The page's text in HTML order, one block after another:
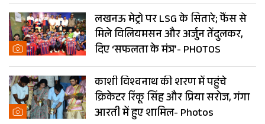
लखनऊ मेट्रो पर LSG के सितारे; फैंस से
मिले विलियमसन और अर्जुन तेंदुलकर,
दिए ‘सफलता के मंत्र’- PHOTOS
काशी विश्वनाथ की शरण में पहुंचे
क्रिकेटर रिंकू सिंह और प्रिया सरोज, गंगा
आरती में हुए शामिल- Photos